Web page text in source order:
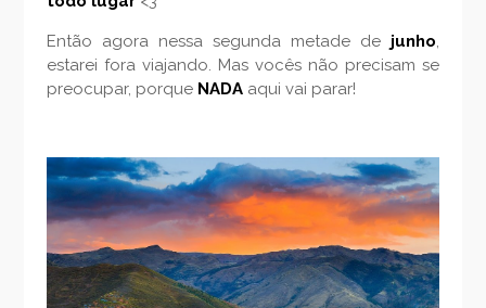
Então agora nessa segunda metade de junho,
estarei fora viajando. Mas vocês não precisam se
preocupar, porque NADAaqui vai parar!